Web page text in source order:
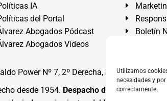
Utilizamos
necesidades y
correctamente.
IA
del Portal
Abogados Pódcast
Abogados Vídeos
Boletín
Power Nº 7, 2º Derecha, El Médano,
desde 1954. Despacho de Abogados El